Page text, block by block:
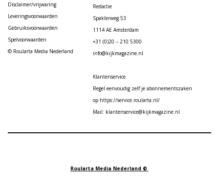
Disclaimer/vrijwaring
Leveringsvoorwaarden
Gebruiksvoorwaarden
Spelvoorwaarden
© Roularta Media Nederland
Redactie
Spaklerweg 53
1114 AE Amsterdam
+31 (0)20 – 210 5300
info@kijkmagazine.nl
Klantenservice
Regel eenvoudig zelf je abonnementszaken
op https://service.roularta.nl/
Mail: klantenservice@kijkmagazine.nl
Roularta Media Nederland ©